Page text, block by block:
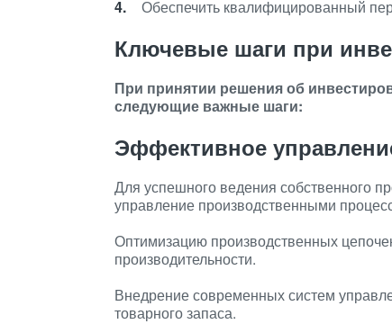
Обеспечить квалифицированный
Ключевые шаги при
При принятии решения об
следующие важные шаги:
Эффективное
Для успешного ведения собственного
управление производственными
Оптимизацию производственных
производительности.
Внедрение современных систем
товарного запаса.